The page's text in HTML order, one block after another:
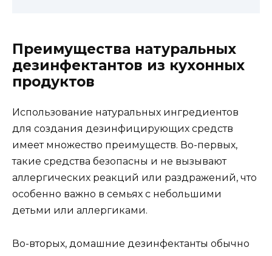
Преимущества натуральных
дезинфектантов из кухонных
продуктов
Использование натуральных ингредиентов
для создания дезинфицирующих средств
имеет множество преимуществ. Во-первых,
такие средства безопасны и не вызывают
аллергических реакций или раздражений, что
особенно важно в семьях с небольшими
детьми или аллергиками.
Во-вторых, домашние дезинфектанты обычно